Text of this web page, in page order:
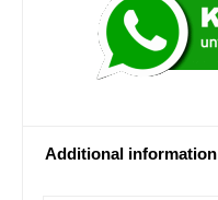
Additional information